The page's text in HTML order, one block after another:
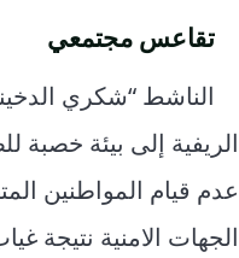
تقاعس مجتمعي
الناشط “شكري
الريفية إلى بيئة خصبة
عدم قيام المواطنين
الجهات الامنية نتيجة